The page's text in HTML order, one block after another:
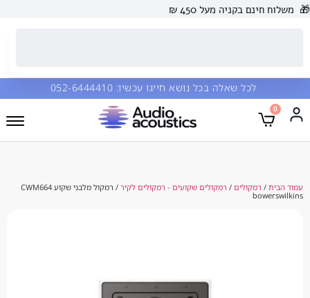
בקניה מעל 450 ₪
שאלה בכל נושא חייגו עכשיו: 052-6444410
/רמקולים שקועים - רמקולים לקיר
/ רמקול מלבני שקוע CWM664